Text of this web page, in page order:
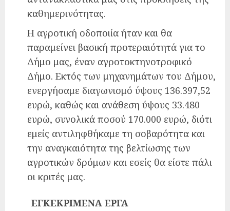
καθημερινότητας.
Η αγροτική οδοποιία ήταν και θα
παραμείνει βασική προτεραιότητά για το
Δήμο μας, έναν αγροτοκτηνοτροφικό
Δήμο. Εκτός των μηχανημάτων του Δήμου,
ενεργήσαμε διαγωνισμό ύψους 136.397,52
ευρώ, καθώς και ανάθεση ύψους 33.480
ευρώ, συνολικά ποσού 170.000 ευρώ, διότι
εμείς αντιληφθήκαμε τη σοβαρότητα και
την αναγκαιότητα της βελτίωσης των
αγροτικών δρόμων και εσείς θα είστε πάλι
οι κριτές μας.
ΕΓΚΕΚΡΙΜΕΝΑ ΕΡΓΑ